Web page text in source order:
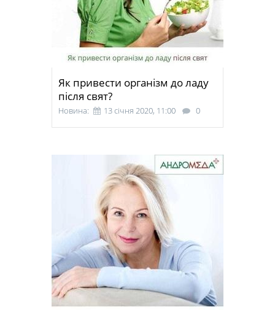
Як привести організм до ладу
після свят?
Новина: 13 січня 2020, 11:00 0